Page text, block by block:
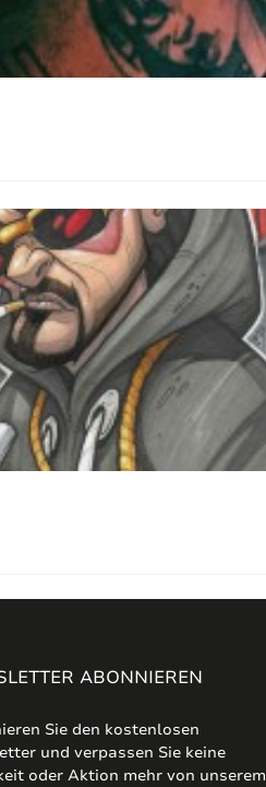
ABONNIEREN
Sie den kostenlosen
und verpassen Sie keine
oder Aktion mehr von unserem